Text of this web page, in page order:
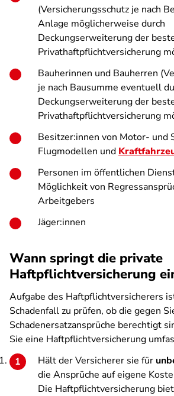
(Versicherungsschutz je nach
Anlage möglicherweise durch
Deckungserweiterung der
Privathaftpflichtversicherung
Bauherinnen und Bauherren
je nach Bausumme eventuell
Deckungserweiterung der
Privathaftpflichtversicherung
Besitzer:innen von Motor- und
Flugmodellen und
Personen im öffentlichen
Möglichkeit von
Arbeitgebers
Jäger:innen
Wann springt die private
Haftpflichtversicherung
Aufgabe des Haftpflichtversicherers
Schadenfall zu prüfen, ob die gegen
Schadenersatzansprüche berechtigt
Sie eine Haftpflichtversicherung
Hält der Versicherer sie für
die Ansprüche auf eigene
Die Haftpflichtversicherung